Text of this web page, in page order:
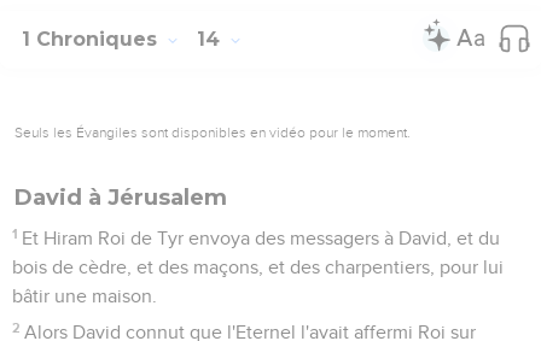
1 Chroniques 14
Seuls les Évangiles sont disponibles en vidéo pour le moment.
David à Jérusalem
1 Et Hiram Roi de Tyr envoya des messagers à David, et du
bois de cèdre, et des maçons, et des charpentiers, pour lui
bâtir une maison.
2 Alors David connut que l'Eternel l'avait affermi Roi sur